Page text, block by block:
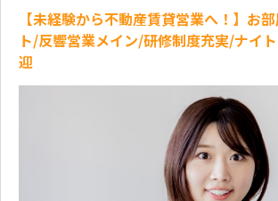
【未経験から不動産賃貸営業へ！】お
ト/反響営業メイン/研修制度充実/ナイ
迎